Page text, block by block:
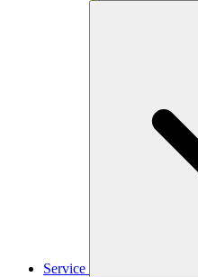
Service